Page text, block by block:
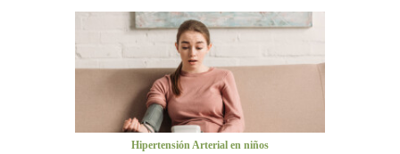
Hipertensión Arterial en niños